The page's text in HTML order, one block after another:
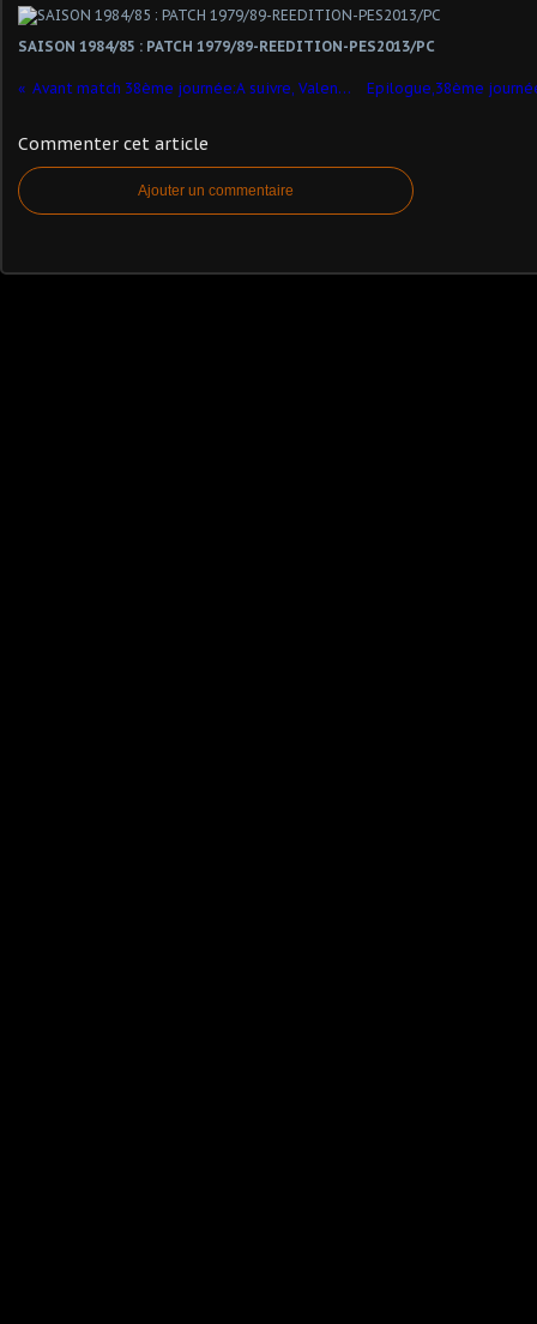
SAISON 1984/85 : PATCH 1979/89-REEDITION-PES2013/PC
Avant match 38ème journée:A suivre, Valenciennes/Nice !
Commenter cet article
Ajouter un commentaire